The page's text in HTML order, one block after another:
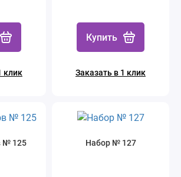
клик
Купить
Заказать в 1 клик
№ 125 Набор № 127